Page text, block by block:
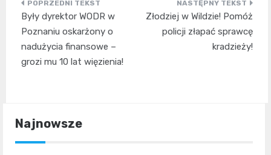
Nawigacja
wpisu
Były dyrektor WODR w
Poznaniu oskarżony o
nadużycia finansowe –
grozi mu 10 lat więzienia!
Złodziej w Wildzie! Pomóż
policji złapać sprawcę
kradzieży!
Najnowsze